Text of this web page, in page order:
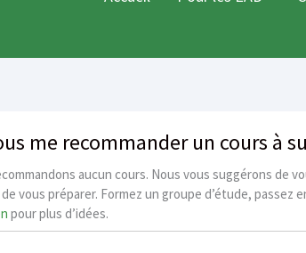
me recommander un cours à
aucun cours. Nous vous suggérons de
vous préparer. Formez un groupe d’étude, passez
pour plus d’idées.